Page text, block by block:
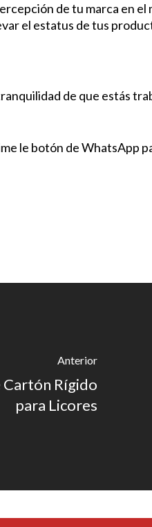
de tu marca en
el estatus de tus
de que estás
le botón de WhatsApp
Anterior
Cartón Rígido
para Licores